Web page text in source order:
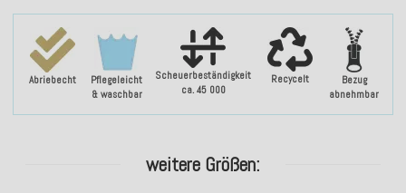
Abriebecht
Pflegeleicht
& waschbar
Scheuerbeständigkeit
ca. 45 000
Recycelt
Bezug
abnehmbar
weitere Größen: